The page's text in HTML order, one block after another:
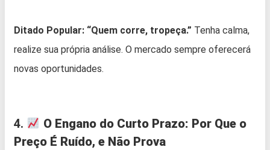
Ditado Popular: “Quem corre, tropeça.” Tenha calma,
realize sua própria análise. O mercado sempre oferecerá
novas oportunidades.
4.
O Engano do Curto Prazo: Por Que o
Preço É Ruído, e Não Prova